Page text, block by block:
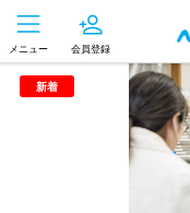
メニュー 会員登録
新着